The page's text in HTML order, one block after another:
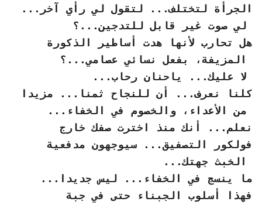
الجرأة لتختلف... لتقول لي رأي آخر...
لي صوت غير قابل للتدجين...؟
هل تحارب لأنها هدت أساطير الذكورة
المزيفة، بفعل نسائي عصامي...؟
لا عليك... ياحنان رحاب...
كلنا نعرف... أن للنجاح ثمنا... مزيدا
من الأعداء، والخصوم في الخفاء...
نعلم... أنك منذ اخترت صفك خارج
فولكور التصفيق... سيوجهون مدفعية
الخبث جهتك...
ما ينسج في الخفاء... ليس جديدا...
فهذا أسلوب الجبناء حتى في جبة